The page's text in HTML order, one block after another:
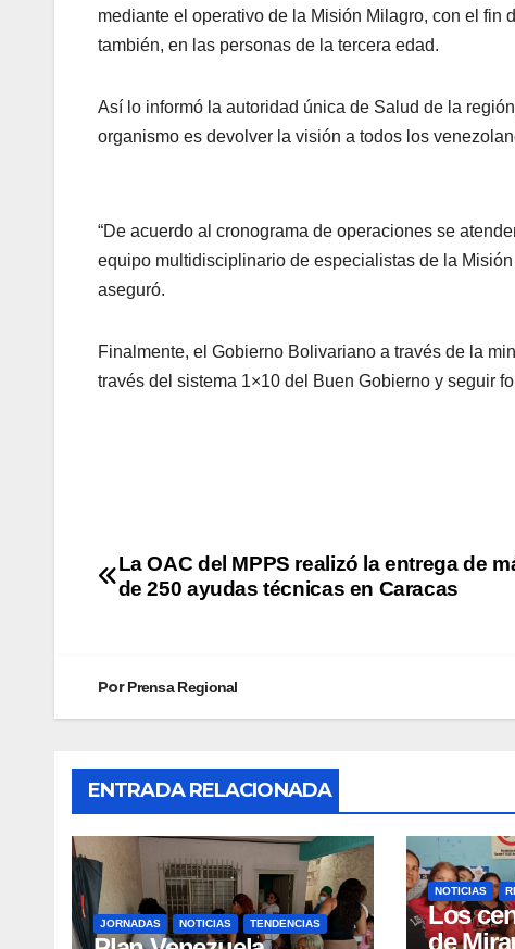
mediante el operativo de la Misión Milagro, con el
también, en las personas de la tercera edad.
Así lo informó la autoridad única de Salud de la
organismo es devolver la visión a todos los
“De acuerdo al cronograma de operaciones se
equipo multidisciplinario de especialistas de la
aseguró.
Finalmente, el Gobierno Bolivariano a través de la
través del sistema 1×10 del Buen Gobierno y seguir
La OAC del MPPS realizó la entrega de
de 250 ayudas técnicas en Caracas
PorPrensa Regional
ENTRADA RELACIONADA
JORNADAS NOTICIAS TENDENCIAS
NOTICIAS
Los
de